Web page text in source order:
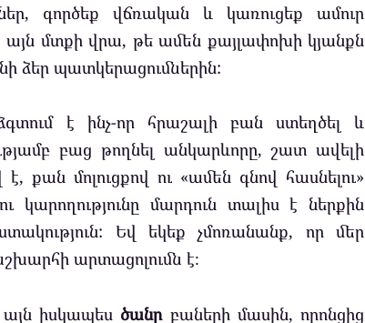
գործեք վճռական և կառուցեք ամուր
այն մտքի վրա, թե ամեն քայլափոխի կյանքն
պատկերացումներին:
է ինչ-որ հրաշալի բան ստեղծել և
բաց թողնել անկարևորը, շատ ավելի
քան մոլուցքով ու «ամեն գնով հասնելու»
կարողությունը մարդուն տալիս է ներքին
Եվ եկեք չմոռանանք, որ մեր
արտացոլումն է։
իսկապես ծանրբաների մասին, որոնցից